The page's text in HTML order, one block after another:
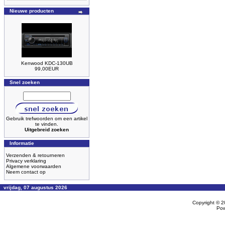
Nieuwe producten
Kenwood KDC-130UB
99,00EUR
Snel zoeken
Gebruik trefwoorden om een artikel
te vinden.
Uitgebreid zoeken
Informatie
Verzenden & retourneren
Privacy verklaring
Algemene voorwaarden
Neem contact op
vrijdag, 07 augustus 2026
Copyright ©